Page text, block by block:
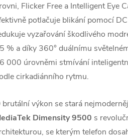
Flicker Free a Intelligent Eye
potlačuje blikání pomocí
vyzařování škodlivého
% a díky 360° duálnímu
000 úrovněmi stmívání
cirkadiánního rytmu.
brutální výkon se stará
Dimensity 9500 s
se kterým telefon